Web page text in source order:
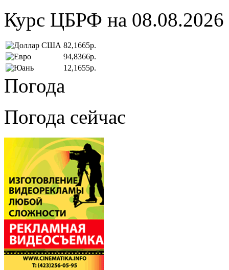
Курс ЦБРФ на 08.08.2026
82,1665р.
94,8366р.
12,1655р.
Погода
Погода сейчас